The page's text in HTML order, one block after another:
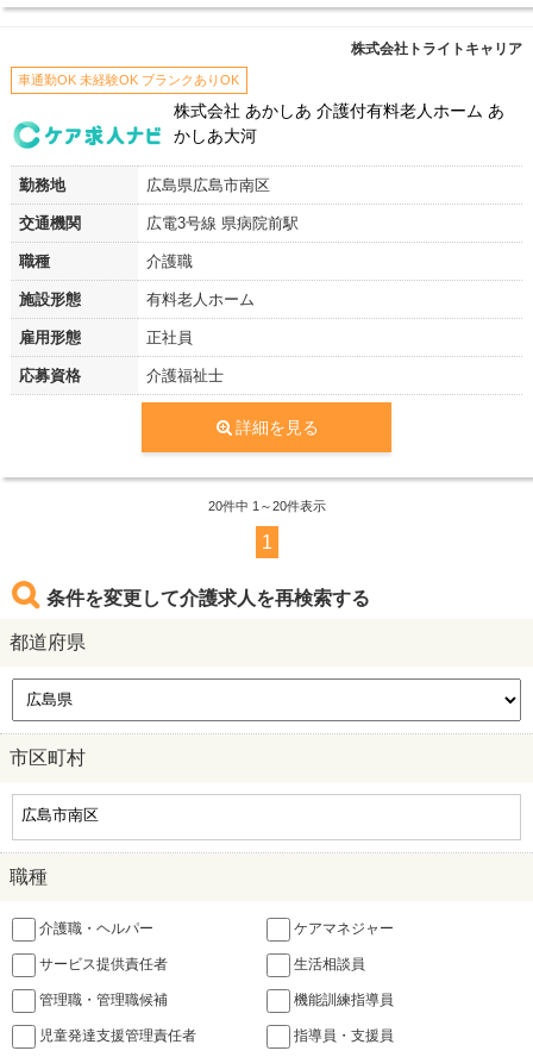
株式会社トライトキャリア
車通勤OK 未経験OK ブランクありOK
株式会社 あかしあ 介護付有料老人ホーム あ
かしあ大河
勤務地 広島県広島市南区
交通機関 広電3号線 県病院前駅
職種 介護職
施設形態 有料老人ホーム
雇用形態 正社員
応募資格 介護福祉士
詳細を見る
20件中 1～20件表示
1
条件を変更して介護求人を再検索する
都道府県
市区町村
職種
介護職・ヘルパー ケアマネジャー
サービス提供責任者 生活相談員
管理職・管理職候補 機能訓練指導員
児童発達支援管理責任者 指導員・支援員